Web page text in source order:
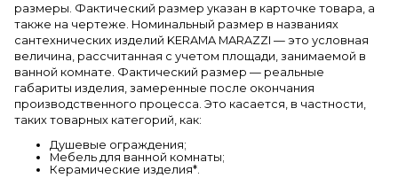
размеры. Фактический размер указан в карточке товара, а
также на чертеже. Номинальный размер в названиях
сантехнических изделий KERAMA MARAZZI — это условная
величина, рассчитанная с учетом площади, занимаемой в
ванной комнате. Фактический размер — реальные
габариты изделия, замеренные после окончания
производственного процесса. Это касается, в частности,
таких товарных категорий, как:
Душевые ограждения;
Мебель для ванной комнаты;
Керамические изделия*.